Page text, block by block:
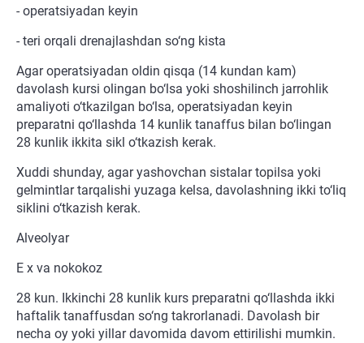
- operatsiyadan keyin
- teri orqali drenajlashdan so‘ng kista
Agar operatsiyadan oldin qisqa (14 kundan kam)
davolash kursi olingan bo‘lsa yoki shoshilinch jarrohlik
amaliyoti o‘tkazilgan bo‘lsa, operatsiyadan keyin
preparatni qo‘llashda 14 kunlik tanaffus bilan bo‘lingan
28 kunlik ikkita sikl o‘tkazish kerak.
Xuddi shunday, agar yashovchan sistalar topilsa yoki
gelmintlar tarqalishi yuzaga kelsa, davolashning ikki to‘liq
siklini o‘tkazish kerak.
Alveolyar
E x va nokokoz
28 kun. Ikkinchi 28 kunlik kurs preparatni qo‘llashda ikki
haftalik tanaffusdan so‘ng takrorlanadi. Davolash bir
necha oy yoki yillar davomida davom ettirilishi mumkin.